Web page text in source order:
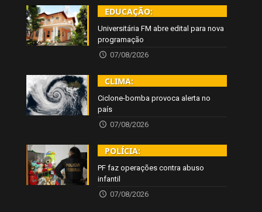
EDUCAÇÃO:
Universitária FM abre edital para nova
programação
07/08/2026
CLIMA:
Ciclone-bomba provoca alerta no
país
07/08/2026
POLÍCIA:
PF faz operações contra abuso
infantil
07/08/2026